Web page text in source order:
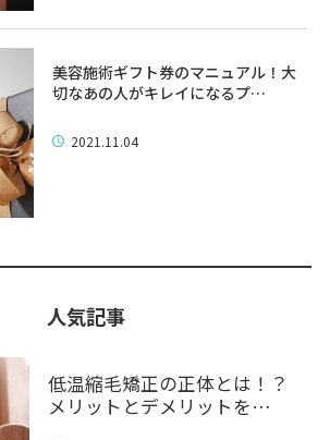
美容施術ギフト券のマニュアル！大
切なあの人がキレイになるプ…
2021.11.04
人気記事
低温縮毛矯正の正体とは！？
メリットとデメリットを…